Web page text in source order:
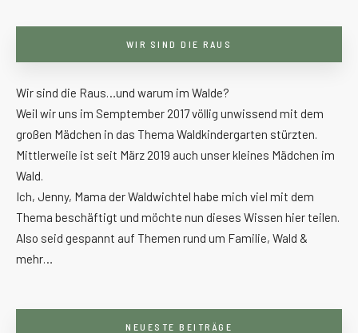
WIR SIND DIE RAUS
Wir sind die Raus…und warum im Walde?
Weil wir uns im Semptember 2017 völlig unwissend mit dem
großen Mädchen in das Thema Waldkindergarten stürzten.
Mittlerweile ist seit März 2019 auch unser kleines Mädchen im
Wald.
Ich, Jenny, Mama der Waldwichtel habe mich viel mit dem
Thema beschäftigt und möchte nun dieses Wissen hier teilen.
Also seid gespannt auf Themen rund um Familie, Wald &
mehr…
NEUESTE BEITRÄGE